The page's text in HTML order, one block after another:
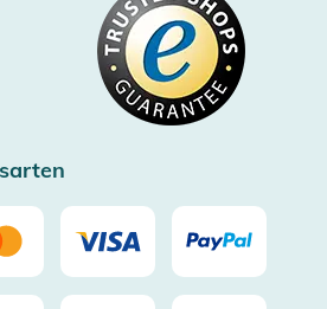
100€ Bestellwert (in DE/AT)
(aus DE/AT)